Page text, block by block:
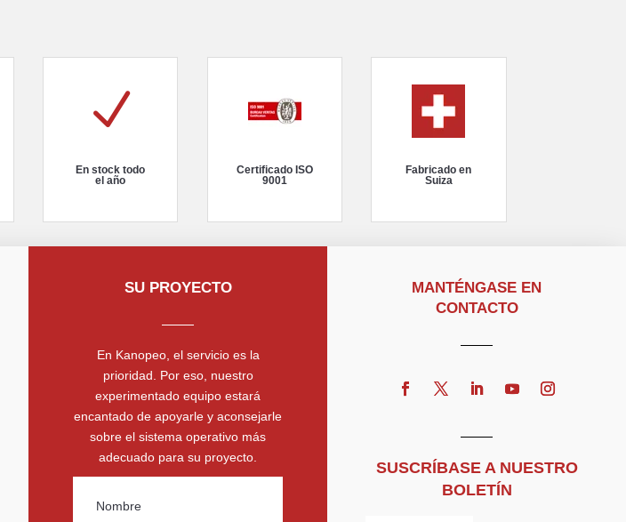
N
En stock todo
el año
Certificado ISO
9001
Fabricado en
Suiza
SU PROYECTO
En Kanopeo, el servicio es la
prioridad. Por eso, nuestro
experimentado equipo estará
encantado de apoyarle y aconsejarle
sobre el sistema operativo más
adecuado para su proyecto.
MANTÉNGASE EN
CONTACTO
SUSCRÍBASE A NUESTRO
BOLETÍN